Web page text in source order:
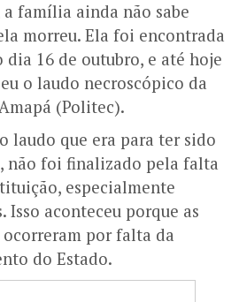
a família ainda não sabe
morreu. Ela foi encontrada
dia 16 de outubro, e até hoje
o laudo necroscópico da
(Politec).
laudo que era para ter sido
não foi finalizado pela falta
especialmente
Isso aconteceu porque as
por falta da
do Estado.